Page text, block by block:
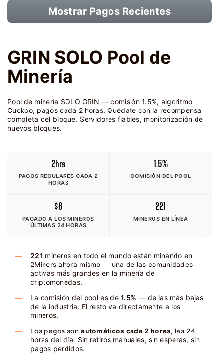
Mostrar Pagos Recientes
GRIN SOLO Pool de
Minería
Pool de minería SOLO GRIN — comisión 1.5%, algoritmo
Cuckoo, pagos cada 2 horas. Quédate con la recompensa
completa del bloque. Servidores fiables, monitorización de
nuevos bloques.
2hrs
PAGOS REGULARES CADA 2
HORAS
1.5%
COMISIÓN DEL POOL
$6
PAGADO A LOS MINEROS
ÚLTIMAS 24 HORAS
221
MINEROS EN LÍNEA
221 mineros en todo el mundo están minando en
2Miners ahora mismo — una de las comunidades
activas más grandes en la minería de
criptomonedas.
La comisión del pool es de1.5% — de las más bajas
de la industria. El resto va directamente a los
mineros.
Los pagos sonautomáticos cada 2 horas, las 24
horas del día. Sin retiros manuales, sin esperas, sin
pagos perdidos.